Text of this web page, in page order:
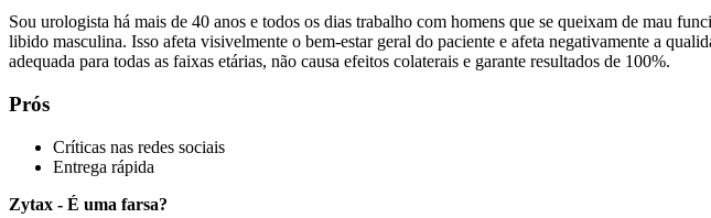
Sou urologista há mais de 40 anos e todos os dias trabalho com homens que se queixam de mau
libido masculina. Isso afeta visivelmente o bem-estar geral do paciente e afeta negativamente a
adequada para todas as faixas etárias, não causa efeitos colaterais e garante resultados de 100%.
Prós
Críticas nas redes sociais
Entrega rápida
Zytax - É uma farsa?